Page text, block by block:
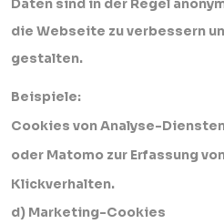
Daten sind in der Regel
die Webseite zu verbessern
gestalten.
Beispiele:
Cookies von Analyse-
oder Matomo zur Erfassung
Klickverhalten.
d) Marketing-Cookies